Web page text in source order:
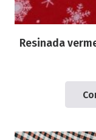
Resinada